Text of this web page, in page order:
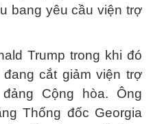
bang yêu cầu viện trợ
Trump trong khi đó
cắt giảm viện trợ
Cộng hòa. Ông
Thống đốc Georgia